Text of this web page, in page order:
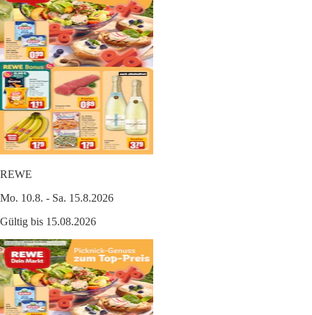
REWE
Mo. 10.8. - Sa. 15.8.2026
Gültig bis 15.08.2026